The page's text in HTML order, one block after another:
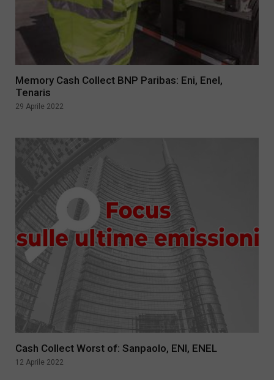
Memory Cash Collect BNP Paribas: Eni, Enel,
Tenaris
29 Aprile 2022
Cash Collect Worst of: Sanpaolo, ENI, ENEL
12 Aprile 2022